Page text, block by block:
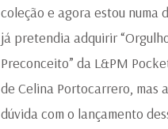
coleção e agora estou numa
já pretendia adquirir
Preconceito” da L&PM
de Celina Portocarrero, mas
dúvida com o lançamento